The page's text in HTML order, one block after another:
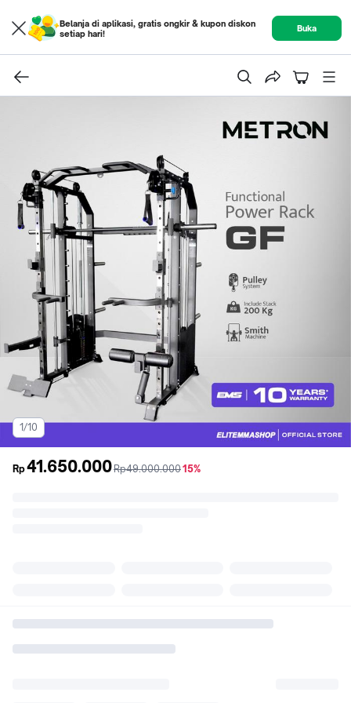
Belanja di aplikasi, gratis ongkir & kupon diskon
setiap hari!
Buka
1/10
Rp41.650.000sebelum
Rp49.000.000diskon
15%